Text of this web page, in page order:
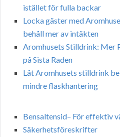
istället för fulla backar
Locka gäster med
behåll mer av intäkten
Aromhusets Stilldrink: Mer
på Sista Raden
Låt Aromhusets stilldrink
mindre flaskhantering
Bensaltensid– För effektiv
Säkerhetsföreskrifter